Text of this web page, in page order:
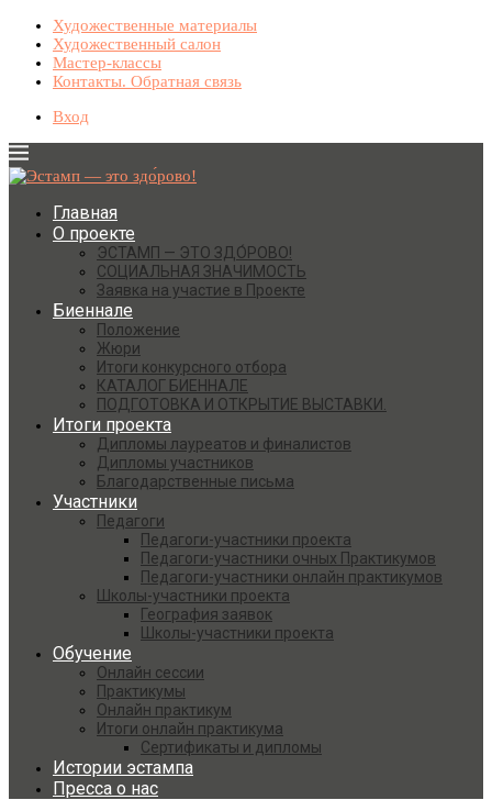
Художественные материалы
Художественный салон
Мастер-классы
Контакты. Обратная связь
Вход
Главная
О проекте
ЭСТАМП — ЭТО ЗДО́РОВО!
СОЦИАЛЬНАЯ ЗНАЧИМОСТЬ
Заявка на участие в Проекте
Биеннале
Положение
Жюри
Итоги конкурсного отбора
КАТАЛОГ БИЕННАЛЕ
ПОДГОТОВКА И ОТКРЫТИЕ ВЫСТАВКИ.
Итоги проекта
Дипломы лауреатов и финалистов
Дипломы участников
Благодарственные письма
Участники
Педагоги
Педагоги-участники проекта
Педагоги-участники очных Практикумов
Педагоги-участники онлайн практикумов
Школы-участники проекта
География заявок
Школы-участники проекта
Обучение
Онлайн сессии
Практикумы
Онлайн практикум
Итоги онлайн практикума
Сертификаты и дипломы
Истории эстампа
Пресса о нас